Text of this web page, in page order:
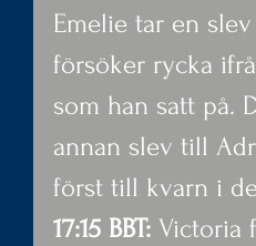
Emelie tar en
försöker rycka
som han satt på.
annan slev till
först till kvarn i
17:15 BBT: Victoria